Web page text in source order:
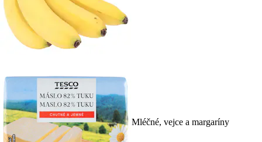
Mléčné, vejce a margaríny